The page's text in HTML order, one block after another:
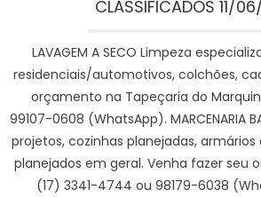
CLASSIFICADOS 11/
LAVAGEM A SECO Limpeza
residenciais/automotivos, colchões,
orçamento na Tapeçaria do
99107-0608 (WhatsApp). MARCENARIA
projetos, cozinhas planejadas,
planejados em geral. Venha fazer seu
(17) 3341-4744 ou 98179-6038